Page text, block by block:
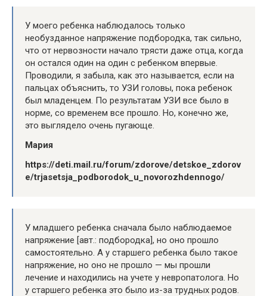
У моего ребенка наблюдалось только
необузданное напряжение подбородка, так сильно,
что от нервозности начало трясти даже отца, когда
он остался один на один с ребенком впервые.
Проводили, я забыла, как это называется, если на
пальцах объяснить, то УЗИ головы, пока ребенок
был младенцем. По результатам УЗИ все было в
норме, со временем все прошло. Но, конечно же,
это выглядело очень пугающе.
Мария
https://deti.mail.ru/forum/zdorove/detskoe_zdorov
e/trjasetsja_podborodok_u_novorozhdennogo/
У младшего ребенка сначала было наблюдаемое
напряжение [авт.: подбородка], но оно прошло
самостоятельно. А у старшего ребенка было такое
напряжение, но оно не прошло — мы прошли
лечение и находились на учете у невропатолога. Но
у старшего ребенка это было из-за трудных родов.